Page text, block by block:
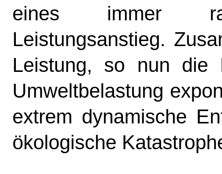
eines immer
Leistungsanstieg.
Leistung, so nun die
Umweltbelastung
extrem dynamische
ökologische